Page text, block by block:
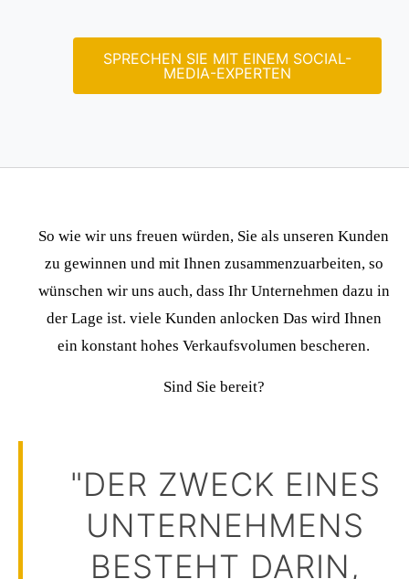
SPRECHEN SIE MIT EINEM SOCIAL-
MEDIA-EXPERTEN
So wie wir uns freuen würden, Sie als unseren Kunden
zu gewinnen und mit Ihnen zusammenzuarbeiten, so
wünschen wir uns auch, dass Ihr Unternehmen dazu in
der Lage ist. viele Kunden anlockenDas wird Ihnen
ein konstant hohes Verkaufsvolumen bescheren.
Sind Sie bereit?
"DER ZWECK EINES
UNTERNEHMENS
BESTEHT DARIN,